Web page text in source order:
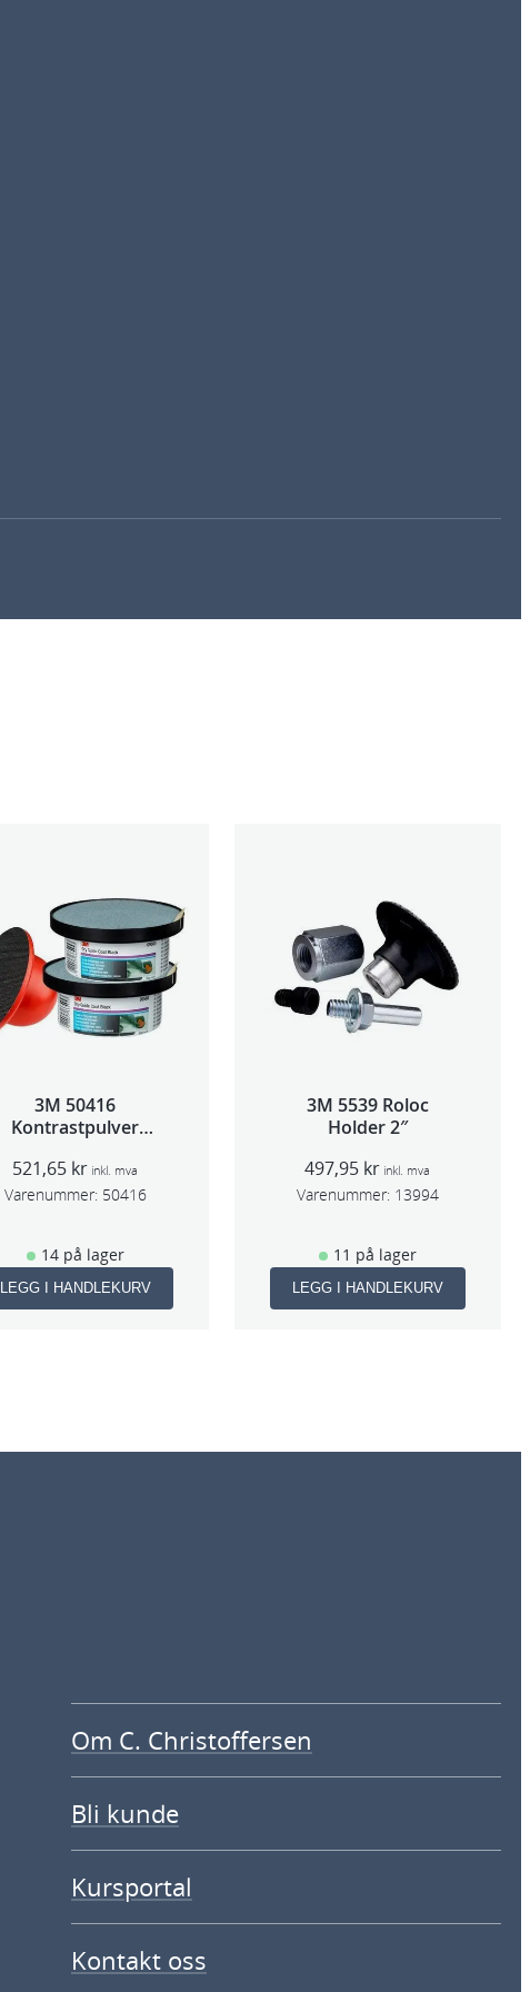
3M 50416
Kontrastpulver
521,65 kr inkl. mva
Varenummer: 50416
14 på lager
LEGG I HANDLEKURV
3M 5539 Roloc
Holder 2″
497,95 kr inkl. mva
Varenummer: 13994
11 på lager
LEGG I HANDLEKURV
Om C. Christoffersen
Bli kunde
Kursportal
Kontakt oss